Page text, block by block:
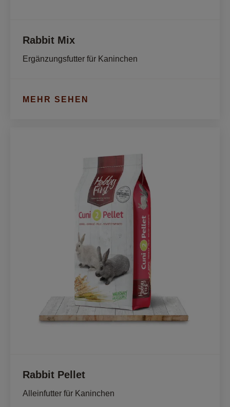
Rabbit Mix
Ergänzungsfutter für Kaninchen
MEHR SEHEN
Rabbit Pellet
Alleinfutter für Kaninchen